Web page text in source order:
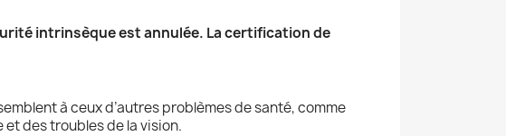
intrinsèque est annulée. La certification de
à ceux d’autres problèmes de santé, comme
des troubles de la vision.